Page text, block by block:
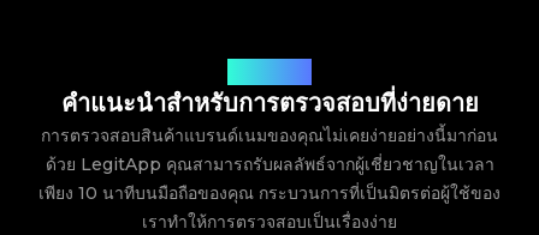
คำแนะนำสำหรับการตรวจสอบที่ง่ายดาย
การตรวจสอบสินค้าแบรนด์เนมของคุณไม่เคยง่ายอย่างนี้มาก่อน
ด้วย LegitApp คุณสามารถรับผลลัพธ์จากผู้เชี่ยวชาญในเวลา
เพียง 10 นาทีบนมือถือของคุณ กระบวนการที่เป็นมิตรต่อผู้ใช้ของ
เราทำให้การตรวจสอบเป็นเรื่องง่าย